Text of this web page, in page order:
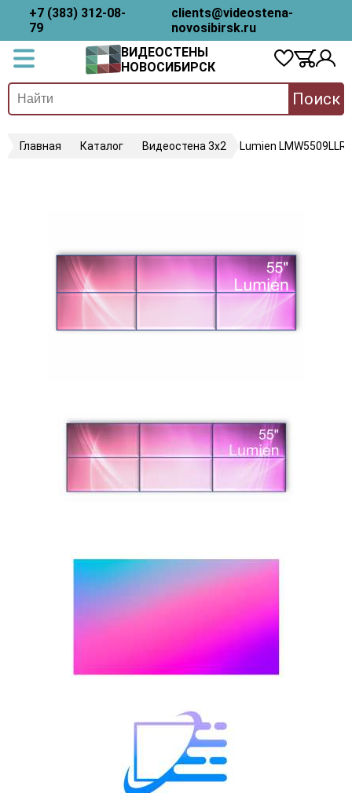
+7 (383) 312-08-
79
clients@videostena-
novosibirsk.ru
ВИДЕОСТЕНЫ
НОВОСИБИРСК
Поиск
Главная Каталог Видеостена 3х2 Lumien